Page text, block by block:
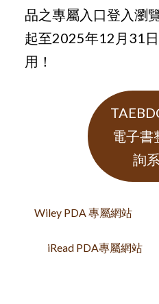
品之專屬入口登入瀏
起至2025年12月31
用！
電子書
詢
Wiley PDA 專屬網站
iRead PDA專屬網站